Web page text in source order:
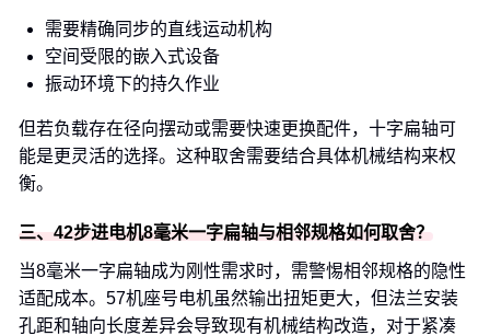
需要精确同步的直线运动机构
空间受限的嵌入式设备
振动环境下的持久作业
但若负载存在径向摆动或需要快速更换配件，十字扁轴可
能是更灵活的选择。这种取舍需要结合具体机械结构来权
衡。
三、42步进电机8毫米一字扁轴与相邻规格如何取舍？
当8毫米一字扁轴成为刚性需求时，需警惕相邻规格的隐性
适配成本。57机座号电机虽然输出扭矩更大，但法兰安装
孔距和轴向长度差异会导致现有机械结构改造，对于紧凑